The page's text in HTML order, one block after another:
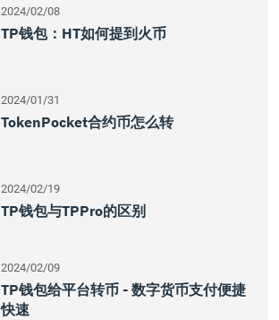
2024/02/08
TP钱包：HT如何提到火币
2024/01/31
TokenPocket合约币怎么转
2024/02/19
TP钱包与TPPro的区别
2024/02/09
TP钱包给平台转币 - 数字货币支付便捷
快速